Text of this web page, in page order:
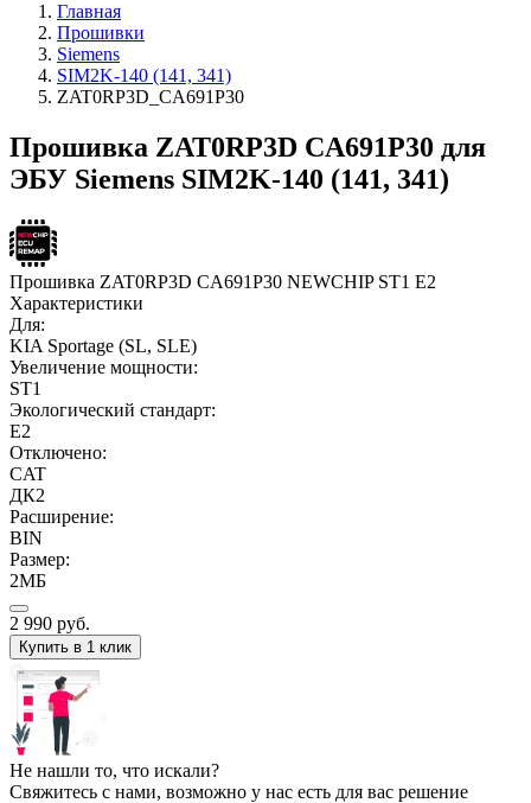
Главная
Прошивки
Siemens
SIM2K-140 (141, 341)
ZAT0RP3D_CA691P30
Прошивка ZAT0RP3D CA691P30 для
ЭБУ Siemens SIM2K-140 (141, 341)
Прошивка ZAT0RP3D CA691P30 NEWCHIP ST1 E2
Характеристики
Для:
KIA Sportage (SL, SLE)
Увеличение мощности:
ST1
Экологический стандарт:
E2
Отключено:
CAT
ДК2
Расширение:
BIN
Размер:
2МБ
2 990 руб.
Купить в 1 клик
Не нашли то, что искали?
Свяжитесь с нами, возможно у нас есть для вас решение